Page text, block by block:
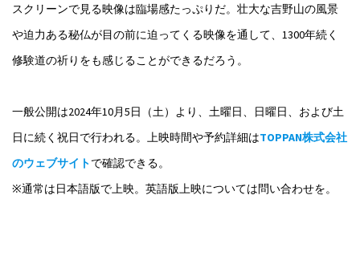
スクリーンで見る映像は臨場感たっぷりだ。壮大な吉野山の風景
や迫力ある秘仏が目の前に迫ってくる映像を通して、1300年続く
修験道の祈りをも感じることができるだろう。
一般公開は2024年10月5日（土）より、土曜日、日曜日、および土
日に続く祝日で行われる。上映時間や予約詳細はTOPPAN株式会社
のウェブサイトで確認できる。
※通常は日本語版で上映。英語版上映については問い合わせを。